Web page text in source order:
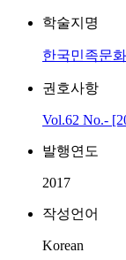
학술지명
한국민족문화
권호사항
Vol.62 No.-
발행연도
2017
작성언어
Korean